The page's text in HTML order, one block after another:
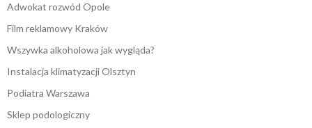
Adwokat rozwód Opole
Film reklamowy Kraków
Wszywka alkoholowa jak wygląda?
Instalacja klimatyzacji Olsztyn
Podiatra Warszawa
Sklep podologiczny